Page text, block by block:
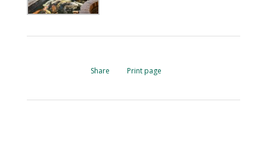
Share Print page